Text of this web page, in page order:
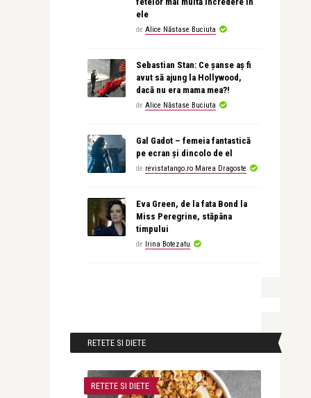
ele
de Alice Năstase Buciuta
Sebastian Stan: Ce șanse aș fi
avut să ajung la Hollywood,
dacă nu era mama mea?!
de Alice Năstase Buciuta
Gal Gadot – femeia fantastică
pe ecran și dincolo de el
de revistatango.ro Marea Dragoste
Eva Green, de la fata Bond la
Miss Peregrine, stăpâna
timpului
de Irina Botezatu
RETETE SI DIETE
RETETE SI DIETE